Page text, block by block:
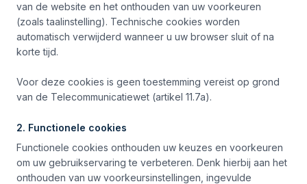
van de website en het onthouden van uw voorkeuren
(zoals taalinstelling). Technische cookies worden
automatisch verwijderd wanneer u uw browser sluit of na
korte tijd.
Voor deze cookies is geen toestemming vereist op grond
van de Telecommunicatiewet (artikel 11.7a).
2. Functionele cookies
Functionele cookies onthouden uw keuzes en voorkeuren
om uw gebruikservaring te verbeteren. Denk hierbij aan het
onthouden van uw voorkeursinstellingen, ingevulde